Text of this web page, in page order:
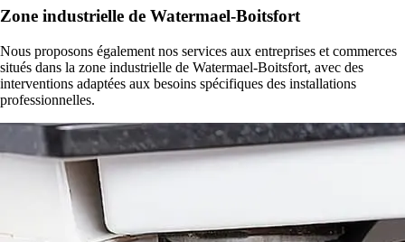
Zone industrielle de Watermael-Boitsfort
Nous proposons également nos services aux entreprises et commerces
situés dans la zone industrielle de Watermael-Boitsfort, avec des
interventions adaptées aux besoins spécifiques des installations
professionnelles.